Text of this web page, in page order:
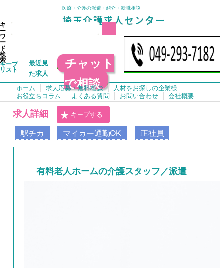
医療・介護の派遣・紹介・転職相談
キ
ー
ワ
ー
ド
検
索
キープ
リスト
最近見
た求人
チャット
で相談
ホーム 求人応募・無料相談
人材をお探しの企業様
お役立ちコラム
よくある質問 お問い合わせ 会社概要
求人詳細 キープする
駅チカ マイカー通勤OK 正社員
有料老人ホームの介護スタッフ／派遣